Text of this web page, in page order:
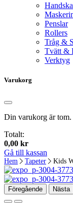
Penslar
Rollers
Tråg &
Tvätt &
Verktyg
Varukorg
Din varukorg är tom.
Totalt:
0,00 kr
Gå till kassan
Hem Tapeter Kids
Föregående Nästa